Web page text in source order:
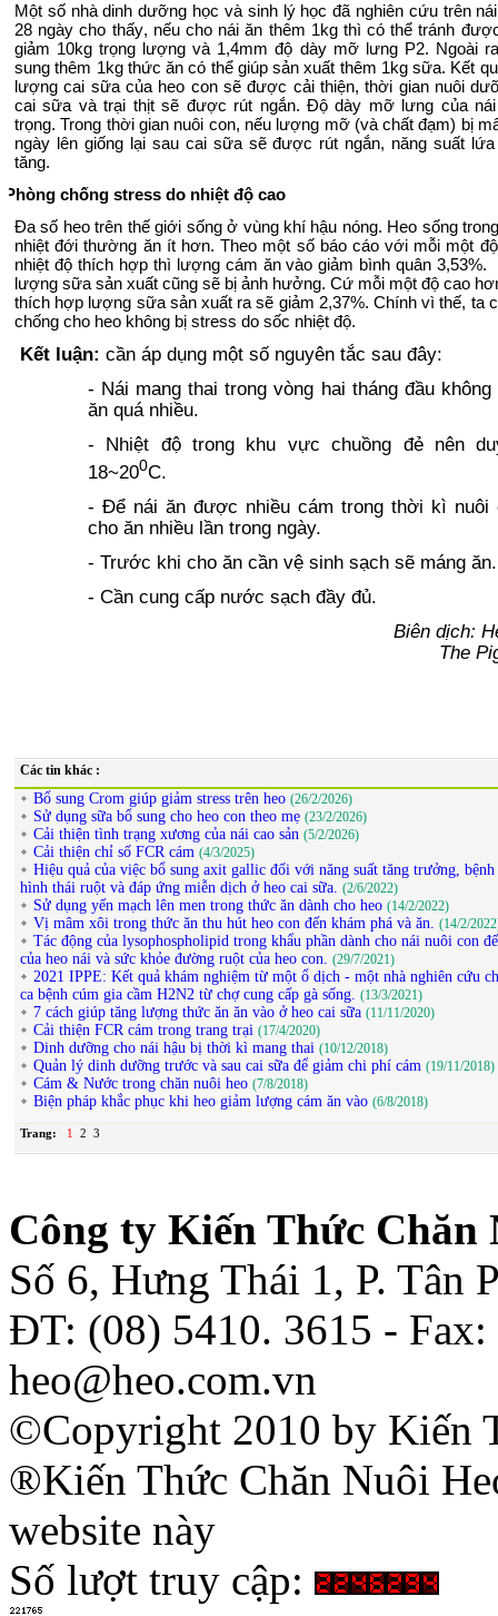
Một số nhà dinh dưỡng học và sinh lý học đã nghiên cứu trên
28 ngày cho thấy, nếu cho nái ăn thêm 1kg thì có thể tránh
giảm 10kg trọng lượng và 1,4mm độ dày mỡ lưng P2. Ngoài ra
sung thêm 1kg thức ăn có thể giúp sản xuất thêm 1kg sữa. Kết
lượng cai sữa của heo con sẽ được cải thiện, thời gian nuôi
cai sữa và trại thịt sẽ được rút ngắn. Độ dày mỡ lưng của nái
trọng. Trong thời gian nuôi con, nếu lượng mỡ (và chất đạm) bị
ngày lên giống lại sau cai sữa sẽ được rút ngắn, năng suất
tăng.
Phòng chống stress do nhiệt độ cao
Đa số heo trên thế giới sống ở vùng khí hậu nóng. Heo sống
nhiệt đới thường ăn ít hơn. Theo một số báo cáo với mỗi một
nhiệt độ thích hợp thì lượng cám ăn vào giảm bình quân 3,53%.
lượng sữa sản xuất cũng sẽ bị ảnh hưởng. Cứ mỗi một độ cao
thích hợp lượng sữa sản xuất ra sẽ giảm 2,37%. Chính vì thế, ta
chống cho heo không bị stress do sốc nhiệt độ.
Kết luận: cần áp dụng một số nguyên tắc sau đây:
- Nái mang thai trong vòng hai tháng đầu không
ăn quá nhiều.
- Nhiệt độ trong khu vực chuồng đẻ nên
18~200C.
- Để nái ăn được nhiều cám trong thời kì nuôi
cho ăn nhiều lần trong ngày.
- Trước khi cho ăn cần vệ sinh sạch sẽ máng ăn.
- Cần cung cấp nước sạch đầy đủ.
Biên dịch:
The
Các tin khác :
Bổ sung Crom giúp giảm stress trên heo (26/2/2026)
Sử dụng sữa bổ sung cho heo con theo mẹ (23/2/2026)
Cải thiện tình trạng xương của nái cao sản (5/2/2026)
Cải thiện chỉ số FCR cám (4/3/2025)
Hiệu quả của việc bổ sung axit gallic đối với năng suất tăng trưởng, bệnh
hình thái ruột và đáp ứng miễn dịch ở heo cai sữa. (2/6/2022)
Sử dụng yến mạch lên men trong thức ăn dành cho heo (14/2/2022)
Vị mâm xôi trong thức ăn thu hút heo con đến khám phá và ăn. (14/2/
Tác động của lysophospholipid trong khẩu phần dành cho nái nuôi con
của heo nái và sức khỏe đường ruột của heo con. (29/7/2021)
2021 IPPE: Kết quả khám nghiệm từ một ổ dịch - một nhà nghiên cứu
ca bệnh cúm gia cầm H2N2 từ chợ cung cấp gà sống. (13/3/2021)
7 cách giúp tăng lượng thức ăn ăn vào ở heo cai sữa (11/11/2020)
Cải thiện FCR cám trong trang trại (17/4/2020)
Dinh dưỡng cho nái hậu bị thời kì mang thai (10/12/2018)
Quản lý dinh dưỡng trước và sau cai sữa để giảm chi phí cám (19/11/2018)
Cám & Nước trong chăn nuôi heo (7/8/2018)
Biện pháp khắc phục khi heo giảm lượng cám ăn vào (6/8/2018)
Trang: 1 2 3
Công ty Kiến Thức Chăn
Số 6, Hưng Thái 1, P. Tân
ĐT: (08) 5410. 3615 -
heo@heo.com.vn
©Copyright 2010 by Kiến
®Kiến Thức Chăn Nuôi
website này
Số lượt truy cập: